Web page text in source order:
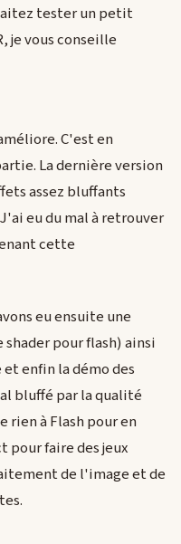
tester un petit
je vous conseille
C'est en
La dernière version
assez bluffants
eu du mal à retrouver
cette
eu ensuite une
pour flash) ainsi
enfin la démo des
bluffé par la qualité
rien à Flash pour en
pour faire des jeux
de l'image et de